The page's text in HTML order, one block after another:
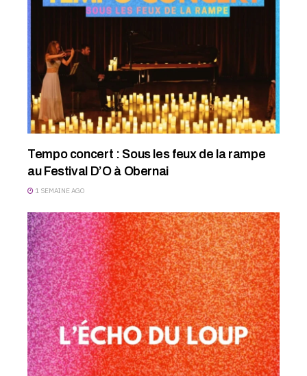
Tempo concert : Sous les feux de la rampe
au Festival D’O à Obernai
1 SEMAINE AGO